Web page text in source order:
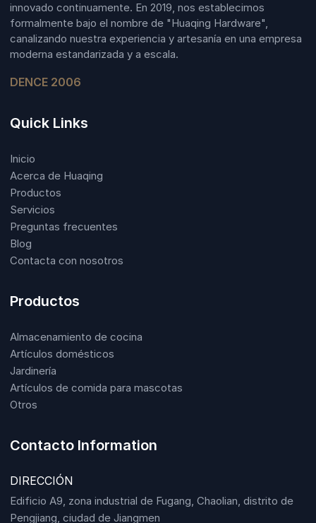
innovado continuamente. En 2019, nos establecimos
formalmente bajo el nombre de "Huaqing Hardware",
canalizando nuestra experiencia y artesanía en una empresa
moderna estandarizada y a escala.
DENCE 2006
Quick Links
Inicio
Acerca de Huaqing
Productos
Servicios
Preguntas frecuentes
Blog
Contacta con nosotros
Productos
Almacenamiento de cocina
Artículos domésticos
Jardinería
Artículos de comida para mascotas
Otros
Contacto Information
DIRECCIÓN
Edificio A9, zona industrial de Fugang, Chaolian, distrito de
Pengjiang, ciudad de Jiangmen